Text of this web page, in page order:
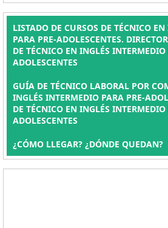
LISTADO DE CURSOS DE TÉCNICO
PARA PRE-ADOLESCENTES.
DE TÉCNICO EN INGLÉS INTERMEDIO
ADOLESCENTES
GUÍA DE TÉCNICO LABORAL POR
INGLÉS INTERMEDIO PARA PRE-
DE TÉCNICO EN INGLÉS INTERMEDIO
ADOLESCENTES
¿CÓMO LLEGAR? ¿DÓNDE QUEDAN?